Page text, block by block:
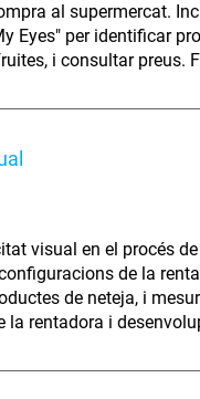
al supermercat.
Eyes" per identificar
i consultar preus.
visual en el procés
de la
de neteja, i
rentadora i